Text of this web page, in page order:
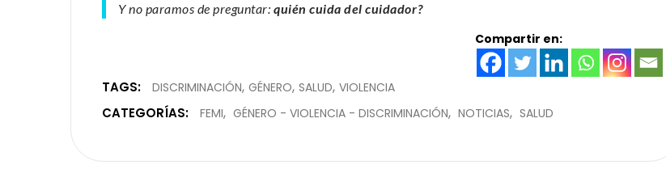
Y no paramos de preguntar:quién cuida del cuidador?
Compartir en:
TAGS: DISCRIMINACIÓN GÉNERO SALUD VIOLENCIA
CATEGORÍAS: FEMI GÉNERO - VIOLENCIA - DISCRIMINACIÓN NOTICIAS SALUD